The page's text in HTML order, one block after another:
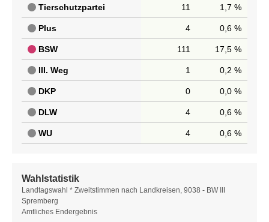
Tierschutzpartei 11 1,7 %
Plus 4 0,6 %
BSW 111 17,5 %
III. Weg 1 0,2 %
DKP 0 0,0 %
DLW 4 0,6 %
WU 4 0,6 %
Wahlstatistik
Wahlstatistik
Landtagswahl * Zweitstimmen nach Landkreisen, 9038 - BW III
Spremberg
Amtliches Endergebnis